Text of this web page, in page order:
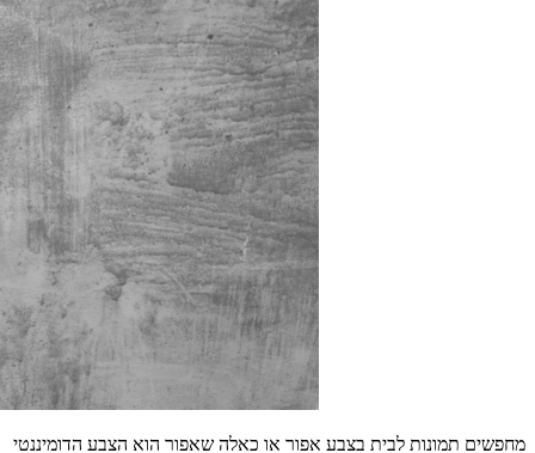
מחפשים תמונות לבית בצבע אפור או כאלה שאפור הוא הצבע הדומיננטי